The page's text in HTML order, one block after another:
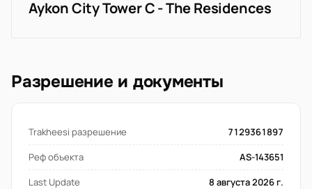
Aykon City Tower C - The Residences
Разрешение и документы
Trakheesi разрешение
7129361897
Реф объекта
AS-143651
Last Update
8 августа 2026 г.